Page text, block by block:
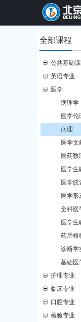
全部课程
公共基础
英语专业
医学
病理学
医学伦
病理
医学文
医药数
医学生
医学统
医学形
全科医
医学生
药用植
诊断学
基础医
护理专业
临床专业
口腔专业
检验专业